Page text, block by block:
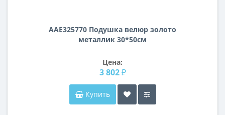
AAE325770 Подушка велюр золото
металлик 30*50см
Цена:
3 802 ₽
Купить